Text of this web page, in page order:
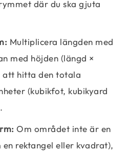
där du ska gjuta
Multiplicera längden med
med höjden (längd ×
att hitta den totala
(kubikfot, kubikyard
Om området inte är en
rektangel eller kvadrat),